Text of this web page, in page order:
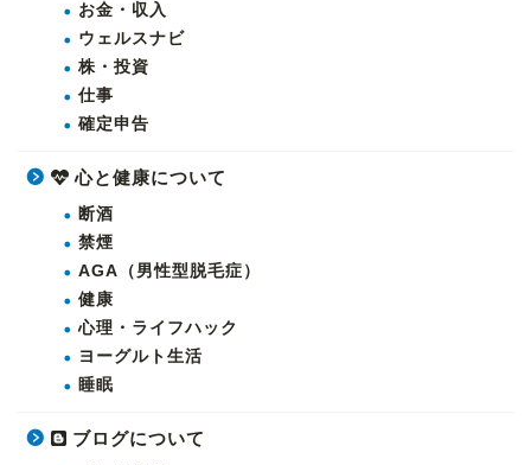
お金・収入
ウェルスナビ
株・投資
仕事
確定申告
心と健康について
断酒
禁煙
AGA（男性型脱毛症）
健康
心理・ライフハック
ヨーグルト生活
睡眠
ブログについて